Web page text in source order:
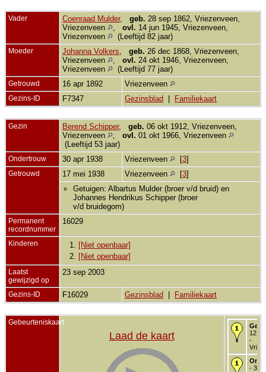
Vader Coenraad Mulder, geb. 28 sep 1862, Vriezenveen,
Vriezenveen
ovl. 14 jun 1945, Vriezenveen,
Vriezenveen
(Leeftijd 82 jaar)
Moeder Johanna Volkers geb. 26 dec 1868, Vriezenveen,
Vriezenveen
ovl. 24 okt 1946, Vriezenveen,
Vriezenveen
(Leeftijd 77 jaar)
Getrouwd 16 apr 1892 Vriezenveen
Gezins-ID F7347 Gezinsblad Familiekaart
Gezin Berend Schipper, geb. 06 okt 1912, Vriezenveen,
Vriezenveen
ovl. 01 okt 1966, Vriezenveen
(Leeftijd 53 jaar)
Ondertrouw 30 apr 1938 Vriezenveen [3]
Getrouwd 17 mei 1938 Vriezenveen [3]
Getuigen: Albartus Mulder (broer v/d bruid) en
Johannes Hendrikus Schipper (broer
v/d bruidegom)
Permanent
recordnummer
16029
Kinderen 1.
[Niet openbaar]
2.
[Niet openbaar]
Laatst
gewijzigd op
23 sep 2003
Gezins-ID F16029 Gezinsblad Familiekaart
Gebeurteniskaart
Laad de kaart
12
-
- 30